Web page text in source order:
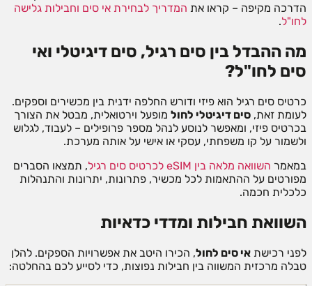
הדרכה מקיפה – קראו את המדריך לבחירת אי סים וחבילות גלישה
לחו"ל.
מה ההבדל בין סים רגיל, סים דיגיטלי ואי
סים לחו"ל?
כרטיס סים רגיל הוא פיזי ודורש החלפה ידנית בין מכשירים וספקים.
לעומת זאת, סים דיגיטלי לחול מופעל וירטואלית, מבטל את הצורך
בכרטיס פיזי, ומאפשר לנוסע לנהל מספר פרופילים – לעבוד, לגלוש
ולשמור על קו משפחתי, עסקי או אישי על אותה מערכת.
במאמר השוואה מלאה בין eSIM לכרטיס סים רגיל
, תמצאו הסברים
מפורטים על ההתאמות לכל מכשיר, פתרונות, יתרונות והתנהלות
כלכלית חכמה.
השוואת חבילות ומדדי כדאיות
לפני רכישת אי סים לחול, הכירו היטב את אפשרויות הספקים. להלן
טבלה מרכזית המשווה בין חבילות נפוצות, כדי לסייע לכם בהחלטה: